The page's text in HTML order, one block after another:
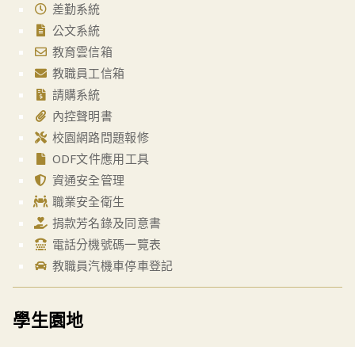
差勤系統
公文系統
教育雲信箱
教職員工信箱
請購系統
內控聲明書
校園網路問題報修
ODF文件應用工具
資通安全管理
職業安全衛生
捐款芳名錄及同意書
電話分機號碼一覽表
教職員汽機車停車登記
學生園地